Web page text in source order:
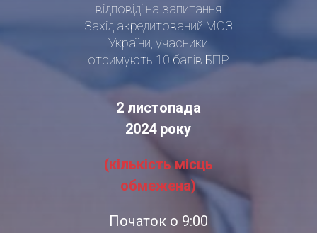
відповіді на запитання
Захід акредитований МОЗ
України, учасники
отримують 10 балів БПР
2 листопада
2024 року
(кількість місць
обмежена)
Початок о 9:00